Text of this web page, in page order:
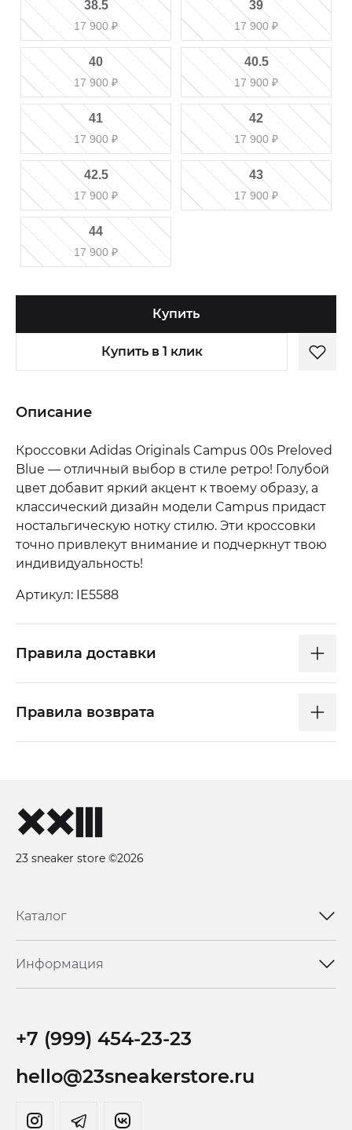
38.5
17 900 ₽
39
17 900 ₽
40
17 900 ₽
40.5
17 900 ₽
41
17 900 ₽
42
17 900 ₽
42.5
17 900 ₽
43
17 900 ₽
44
17 900 ₽
Купить
Купить в 1 клик
Описание
Кроссовки Adidas Originals Campus 00s Preloved
Blue — отличный выбор в стиле ретро! Голубой
цвет добавит яркий акцент к твоему образу, а
классический дизайн модели Campus придаст
ностальгическую нотку стилю. Эти кроссовки
точно привлекут внимание и подчеркнут твою
индивидуальность!
Артикул: IE5588
Правила доставки
Правила возврата
23 sneaker store ©2026
Каталог
Информация
+7 (999) 454-23-23
hello@23sneakerstore.ru